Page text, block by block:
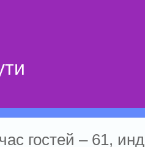
гостей – 61,